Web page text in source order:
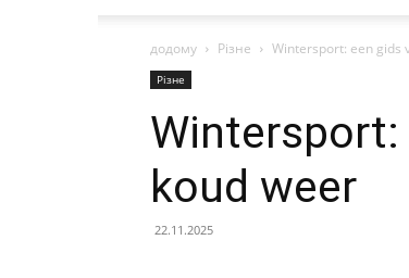
додому Різне Wintersport: een gids
Різне
koud weer
22.11.2025